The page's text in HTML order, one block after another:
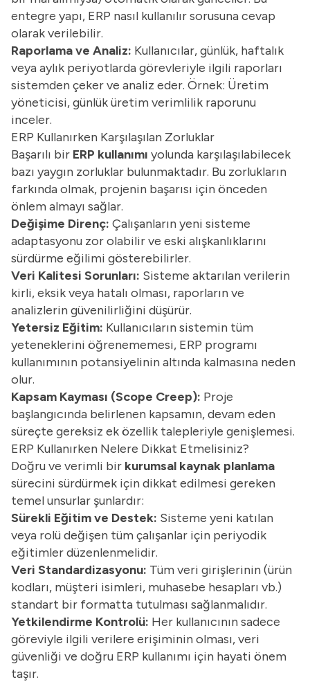
entegre yapı, ERP nasıl kullanılır sorusuna cevap
olarak verilebilir.
Raporlama ve Analiz: Kullanıcılar, günlük, haftalık
veya aylık periyotlarda görevleriyle ilgili raporları
sistemden çeker ve analiz eder. Örnek: Üretim
yöneticisi, günlük üretim verimlilik raporunu
inceler.
ERP Kullanırken Karşılaşılan Zorluklar
Başarılı bir ERP kullanımı yolunda karşılaşılabilecek
bazı yaygın zorluklar bulunmaktadır. Bu zorlukların
farkında olmak, projenin başarısı için önceden
önlem almayı sağlar.
Değişime Direnç: Çalışanların yeni sisteme
adaptasyonu zor olabilir ve eski alışkanlıklarını
sürdürme eğilimi gösterebilirler.
Veri Kalitesi Sorunları: Sisteme aktarılan verilerin
kirli, eksik veya hatalı olması, raporların ve
analizlerin güvenilirliğini düşürür.
Yetersiz Eğitim: Kullanıcıların sistemin tüm
yeteneklerini öğrenememesi, ERP programı
kullanımının potansiyelinin altında kalmasına neden
olur.
Kapsam Kayması (Scope Creep): Proje
başlangıcında belirlenen kapsamın, devam eden
süreçte gereksiz ek özellik talepleriyle genişlemesi.
ERP Kullanırken Nelere Dikkat Etmelisiniz?
Doğru ve verimli bir kurumsal kaynak planlama
sürecini sürdürmek için dikkat edilmesi gereken
temel unsurlar şunlardır:
Sürekli Eğitim ve Destek: Sisteme yeni katılan
veya rolü değişen tüm çalışanlar için periyodik
eğitimler düzenlenmelidir.
Veri Standardizasyonu: Tüm veri girişlerinin (ürün
kodları, müşteri isimleri, muhasebe hesapları vb.)
standart bir formatta tutulması sağlanmalıdır.
Yetkilendirme Kontrolü: Her kullanıcının sadece
göreviyle ilgili verilere erişiminin olması, veri
güvenliği ve doğru ERP kullanımı için hayati önem
taşır.